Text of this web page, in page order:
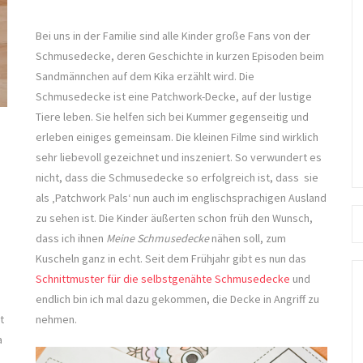
Bei uns in der Familie sind alle Kinder große Fans von der
Schmusedecke, deren Geschichte in kurzen Episoden beim
Sandmännchen auf dem Kika erzählt wird. Die
Schmusedecke ist eine Patchwork-Decke, auf der lustige
Tiere leben. Sie helfen sich bei Kummer gegenseitig und
erleben einiges gemeinsam. Die kleinen Filme sind wirklich
sehr liebevoll gezeichnet und inszeniert. So verwundert es
nicht, dass die Schmusedecke so erfolgreich ist, dass sie
als ‚Patchwork Pals‘ nun auch im englischsprachigen Ausland
zu sehen ist. Die Kinder äußerten schon früh den Wunsch,
dass ich ihnen Meine Schmusedeckenähen soll, zum
Kuscheln ganz in echt. Seit dem Frühjahr gibt es nun das
Schnittmuster für die selbstgenähte Schmusedecke und
endlich bin ich mal dazu gekommen, die Decke in Angriff zu
nehmen.